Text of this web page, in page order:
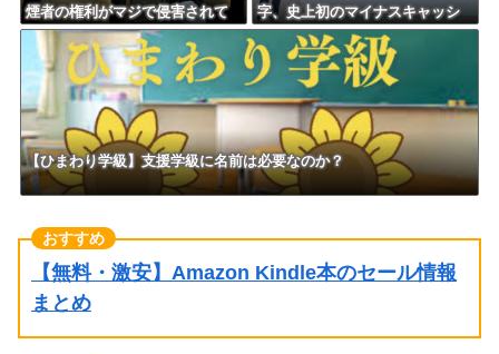
煙者の権利がマジで侵害されて
る」と私見 「いくら税金を
我々が払ってるんだと」
字、史上初のマイナスキャッシ
ュフローに陥る・・・
【ひまわり学級】支援学級に名前は必要なのか？
【無料・激安】Amazon Kindle本のセール情報
まとめ